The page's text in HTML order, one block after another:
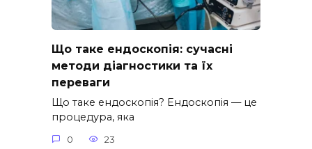
Що таке ендоскопія: сучасні
методи діагностики та їх
переваги
Що таке ендоскопія? Ендоскопія — це
процедура, яка
0 23